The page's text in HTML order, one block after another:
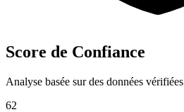
Score de Confiance
Analyse basée sur des données vérifiées
62